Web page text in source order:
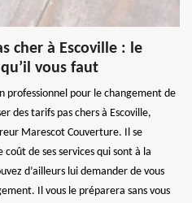
cher à Escoville : le
vous faut
professionnel pour le changement de
des tarifs pas chers à Escoville,
Marescot Couverture. Il se
de ses services qui sont à la
d’ailleurs lui demander de vous
Il vous le préparera sans vous